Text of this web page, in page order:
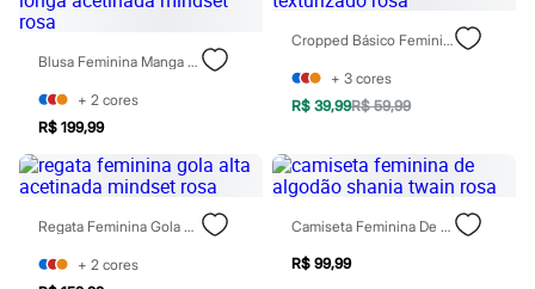
Rasteirinhas
Sandálias
Tênis
Marcas
Baby Club
Miss Fifteen
Palomino
Calcinhas
Cuecas
Meias
Blusa Feminina Manga Longa Acetinada Mindset Rosa
+ 2 cores
R$ 199,99
Cropped Básico Feminino Texturizado Rosa
+ 3 cores
R$ 39,99R$ 59,99
Regata Feminina Gola Alta Acetinada Mindset Rosa
+ 2 cores
Camiseta Feminina De Algodão Shania Twain Rosa
R$ 99,99